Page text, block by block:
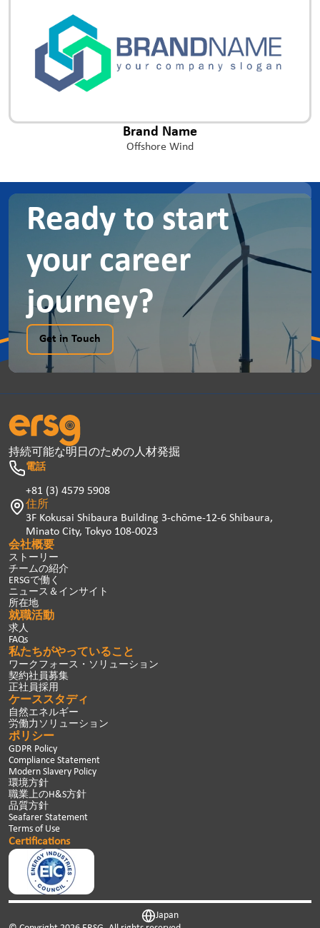
Brand Name
Offshore Wind
Ready to start
your career
journey?
Get in Touch
持続可能な明日のための人材発掘
電話
+81 (3) 4579 5908
住所
3F Kokusai Shibaura Building 3-chōme-12-6 Shibaura,
Minato City, Tokyo 108-0023
会社概要
ストーリー
チームの紹介
ERSGで働く
ニュース＆インサイト
所在地
就職活動
求人
FAQs
私たちがやっていること
ワークフォース・ソリューション
契約社員募集
正社員採用
ケーススタディ
自然エネルギー
労働力ソリューション
ポリシー
GDPR Policy
Compliance Statement
Modern Slavery Policy
環境方針
職業上のH&S方針
品質方針
Seafarer Statement
Terms of Use
Certifications
Japan